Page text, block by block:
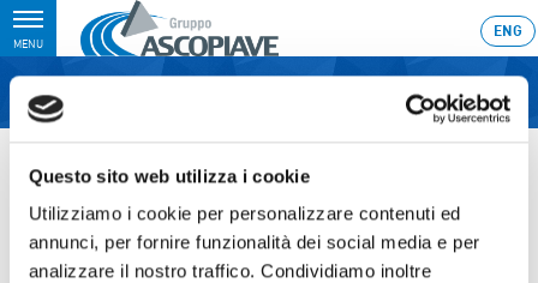
Questo sito web utilizza i cookie
Utilizziamo i cookie per personalizzare contenuti ed
annunci, per fornire funzionalità dei social media e per
analizzare il nostro traffico. Condividiamo inoltre
Toggle
navigation
MENU
ENG
Soligo,14th May 2021
Ultimo aggiornamento: 14/05/2021 9:10
14.05.2021